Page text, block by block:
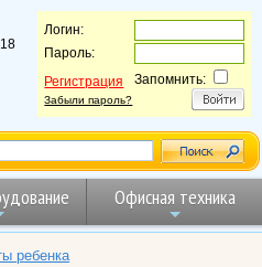
Логин:
Пароль:
Регистрация
Забыли пароль?
Запомнить:
Офисная техника
ребенка